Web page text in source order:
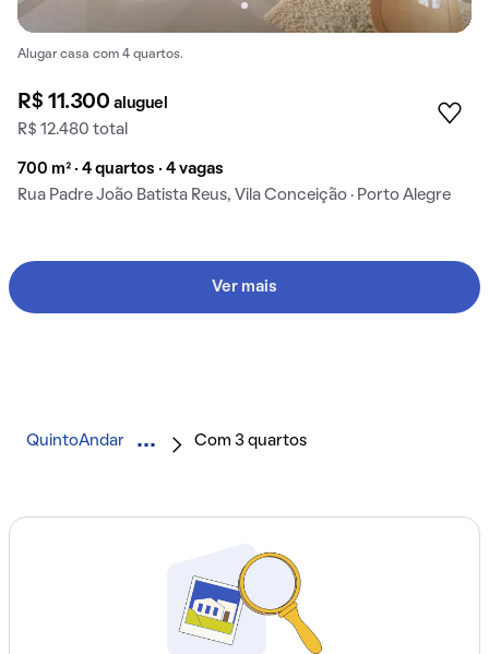
Alugar casa com 4 quartos.
R$ 11.300aluguel
R$ 12.480 total
700 m² · 4 quartos · 4 vagas
Rua Padre João Batista Reus, Vila Conceição · Porto Alegre
Ver mais
QuintoAndar Com 3 quartos